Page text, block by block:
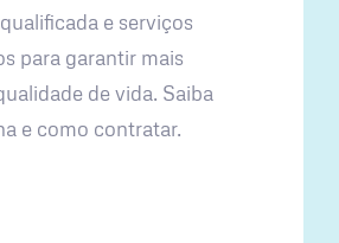
e serviços
para garantir mais
de vida. Saiba
e como contratar.